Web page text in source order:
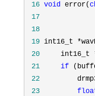
16 void error(
17
18
19 int16_t
20
int16_t
21
if
22
23